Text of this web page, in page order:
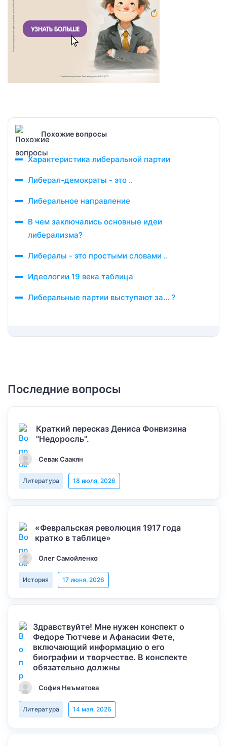
Похожие вопросы
Характеристика либеральной партии
Либерал-демократы - это ..
Либеральное направление
В чем заключались основные идеи
либерализма?
Либералы - это простыми словами ..
Идеологии 19 века таблица
Либеральные партии выступают за… ?
Последние вопросы
Краткий пересказ Дениса Фонвизина
"Недоросль".
Севак Саакян
Литература 18 июля, 2026
«Февральская революция 1917 года
кратко в таблице»
Олег Самойленко
История 17 июня, 2026
Здравствуйте! Мне нужен конспект о
Федоре Тютчеве и Афанасии Фете,
включающий информацию о его
биографии и творчестве. В конспекте
обязательно должны
София Неъматова
Литература 14 мая, 2026